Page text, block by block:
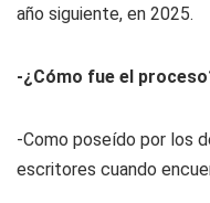
año siguiente, en 2025.
-¿Cómo fue el
-Como poseído por los
escritores cuando